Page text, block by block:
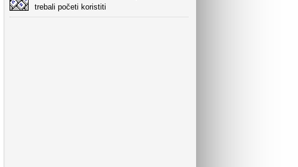
trebali početi koristiti